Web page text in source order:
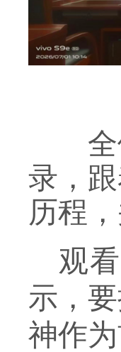
录，
历程
观
示，
神作